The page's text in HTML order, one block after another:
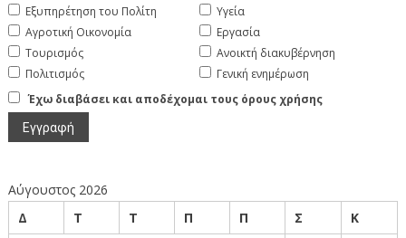
Εξυπηρέτηση του Πολίτη
Αγροτική Οικονομία
Τουρισμός
Πολιτισμός
Υγεία
Εργασία
Ανοικτή διακυβέρνηση
Γενική ενημέρωση
Έχω διαβάσει και αποδέχομαι τους όρους χρήσης
Αύγουστος 2026
Δ
Τ Τ Π Π Σ
Κ